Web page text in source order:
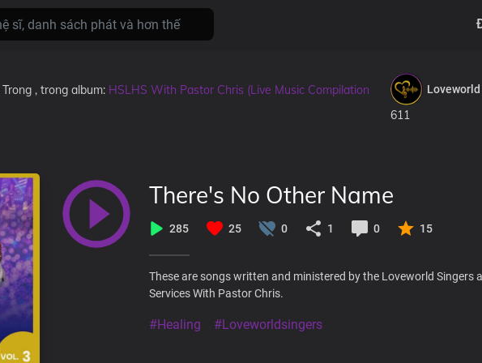
Trong , trong album: HSLHS With Pastor Chris (Live Music Compilation
611
There's No Other Name
285 25 0 1 0 15
These are songs written and ministered by the Loveworld Singers
Services With Pastor Chris.
#Healing #Loveworldsingers